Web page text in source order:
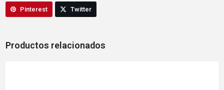
Pinterest Twitter
Productos relacionados